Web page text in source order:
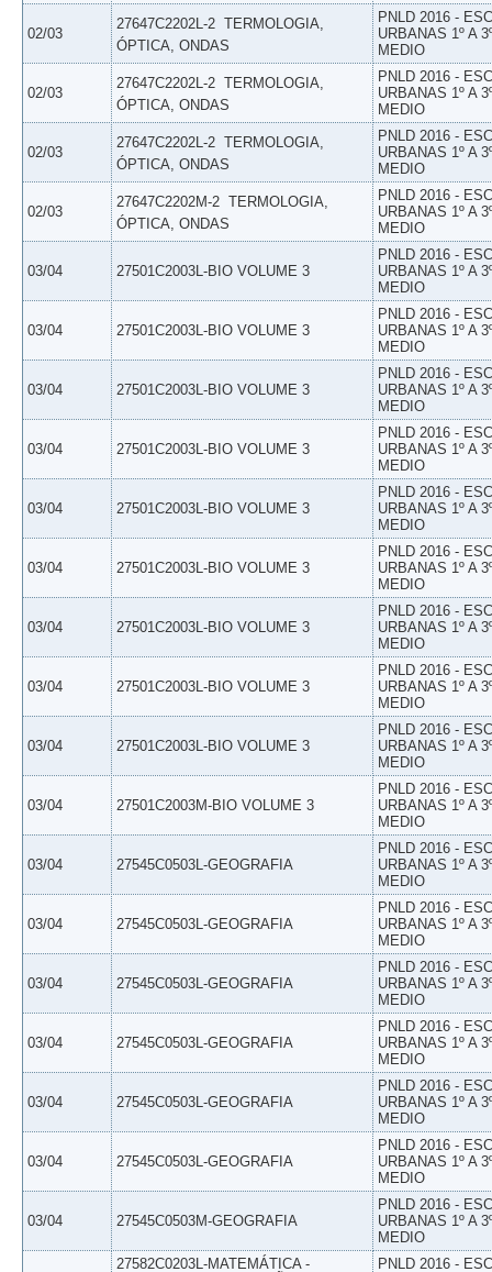
02/03
27647C2202L-2  TERMOLOGIA,
ÓPTICA, ONDAS
PNLD 2016 -
URBANAS 1º A
MEDIO
02/03
27647C2202L-2  TERMOLOGIA,
ÓPTICA, ONDAS
PNLD 2016 -
URBANAS 1º A
MEDIO
02/03
27647C2202L-2  TERMOLOGIA,
ÓPTICA, ONDAS
PNLD 2016 -
URBANAS 1º A
MEDIO
02/03
27647C2202M-2  TERMOLOGIA,
ÓPTICA, ONDAS
PNLD 2016 -
URBANAS 1º A
MEDIO
03/04 27501C2003L-BIO VOLUME 3
PNLD 2016 -
URBANAS 1º A
MEDIO
03/04 27501C2003L-BIO VOLUME 3
PNLD 2016 -
URBANAS 1º A
MEDIO
03/04 27501C2003L-BIO VOLUME 3
PNLD 2016 -
URBANAS 1º A
MEDIO
03/04 27501C2003L-BIO VOLUME 3
PNLD 2016 -
URBANAS 1º A
MEDIO
03/04 27501C2003L-BIO VOLUME 3
PNLD 2016 -
URBANAS 1º A
MEDIO
03/04 27501C2003L-BIO VOLUME 3
PNLD 2016 -
URBANAS 1º A
MEDIO
03/04 27501C2003L-BIO VOLUME 3
PNLD 2016 -
URBANAS 1º A
MEDIO
03/04 27501C2003L-BIO VOLUME 3
PNLD 2016 -
URBANAS 1º A
MEDIO
03/04 27501C2003L-BIO VOLUME 3
PNLD 2016 -
URBANAS 1º A
MEDIO
03/04 27501C2003M-BIO VOLUME 3
PNLD 2016 -
URBANAS 1º A
MEDIO
03/04 27545C0503L-GEOGRAFIA
PNLD 2016 -
URBANAS 1º A
MEDIO
03/04 27545C0503L-GEOGRAFIA
PNLD 2016 -
URBANAS 1º A
MEDIO
03/04 27545C0503L-GEOGRAFIA
PNLD 2016 -
URBANAS 1º A
MEDIO
03/04 27545C0503L-GEOGRAFIA
PNLD 2016 -
URBANAS 1º A
MEDIO
03/04 27545C0503L-GEOGRAFIA
PNLD 2016 -
URBANAS 1º A
MEDIO
03/04 27545C0503L-GEOGRAFIA
PNLD 2016 -
URBANAS 1º A
MEDIO
03/04 27545C0503M-GEOGRAFIA
PNLD 2016 -
URBANAS 1º A
MEDIO
27582C0203L-MATEMÁTICA -
PNLD 2016 -